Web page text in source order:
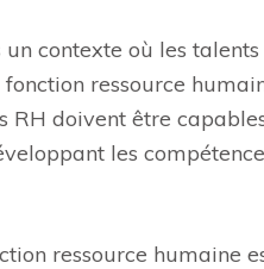
contexte où les
fonction ressource
RH doivent être
les
ressource humaine